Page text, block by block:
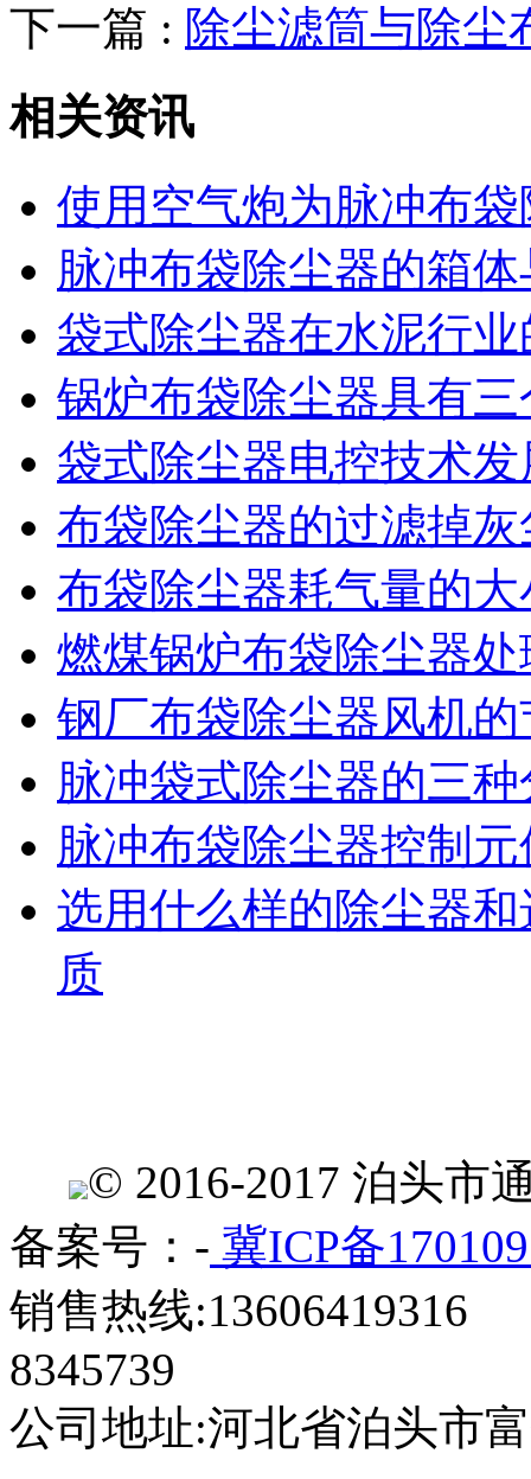
下一篇 : 除尘滤筒与除尘
相关资讯
使用空气炮为脉冲布
脉冲布袋除尘器的箱
袋式除尘器在水泥行
锅炉布袋除尘器具有
袋式除尘器电控技术
布袋除尘器的过滤掉
布袋除尘器耗气量的大
燃煤锅炉布袋除尘器
钢厂布袋除尘器风机
脉冲袋式除尘器的三
脉冲布袋除尘器控制
选用什么样的除尘器
质
© 2016-2017 泊头市
备案号：- 冀ICP备
销售热线:13606419316
8345739
公司地址:河北省泊头市